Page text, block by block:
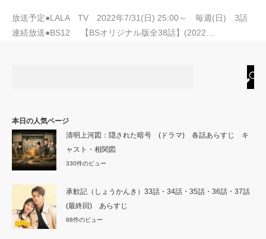
放送予定●LALA TV 2022年7/31(日) 25:00～ 毎週(日) 3話
連続放送●BS12 【BSオリジナル版全38話】(2022…
本日の人気ページ
清明上河図：隠された暗号 (ドラマ) 各話あらすじ キ
ャスト・相関図
330件のビュー
承歓記（しょうかんき）33話・34話・35話・36話・37話
(最終回) あらすじ
88件のビュー